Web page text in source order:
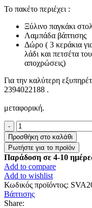
Το πακέτο περιέχει :
Ξύλινο παγκάκι
Λαμπάδα βάπτισης
Δώρο ( 3 κεράκια
λάδι και πετσέτα
αποχρώσεις)
Για την καλύτερη
Τα σετ
μεταφορική.
Σετ
Βάπτισης
"Αρχικό"
ποσότητα
Προσθήκη στο καλάθι
Παράδοση σε 4-10
Add to compare
Add to wishlist
Κωδικός προϊόντος:
Βάπτισης
Share: